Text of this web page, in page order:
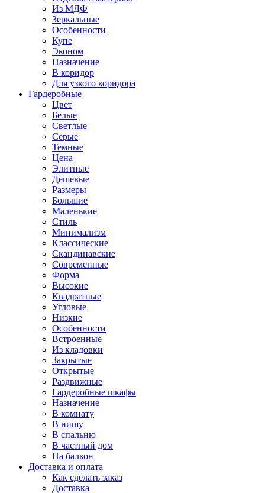
Из МДФ
Зеркальные
Особенности
Купе
Эконом
Назначение
В коридор
Для узкого коридора
Гардеробные
Цвет
Белые
Светлые
Серые
Темные
Цена
Элитные
Дешевые
Размеры
Большие
Маленькие
Стиль
Минимализм
Классические
Скандинавские
Современные
Форма
Высокие
Квадратные
Угловые
Низкие
Особенности
Встроенные
Из кладовки
Закрытые
Открытые
Раздвижные
Гардеробные шкафы
Назначение
В комнату
В нишу
В спальню
В частный дом
На балкон
Доставка и оплата
Как сделать заказ
Доставка